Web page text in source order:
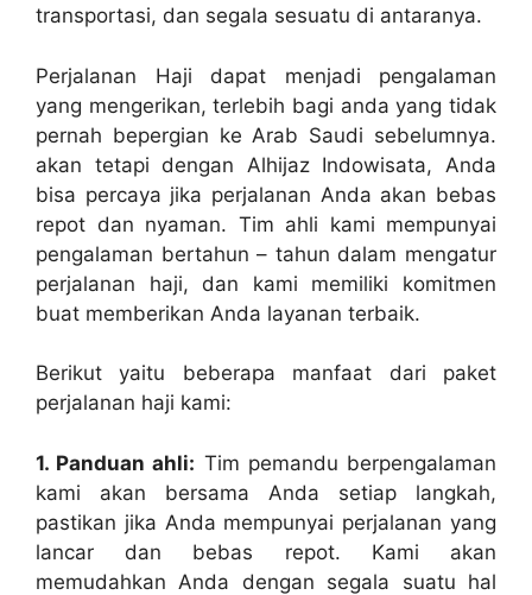
transportasi, dan segala sesuatu di antaranya.
Perjalanan Haji dapat menjadi pengalaman
yang mengerikan, terlebih bagi anda yang tidak
pernah bepergian ke Arab Saudi sebelumnya.
akan tetapi dengan Alhijaz Indowisata, Anda
bisa percaya jika perjalanan Anda akan bebas
repot dan nyaman. Tim ahli kami mempunyai
pengalaman bertahun – tahun dalam mengatur
perjalanan haji, dan kami memiliki komitmen
buat memberikan Anda layanan terbaik.
Berikut yaitu beberapa manfaat dari paket
perjalanan haji kami:
1. Panduan ahli: Tim pemandu berpengalaman
kami akan bersama Anda setiap langkah,
pastikan jika Anda mempunyai perjalanan yang
lancar dan bebas repot. Kami akan
memudahkan Anda dengan segala suatu hal